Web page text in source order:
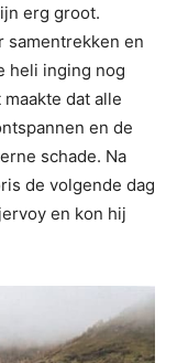
erg groot.
samentrekken en
heli inging nog
dat alle
en de
schade. Na
de volgende dag
en kon hij